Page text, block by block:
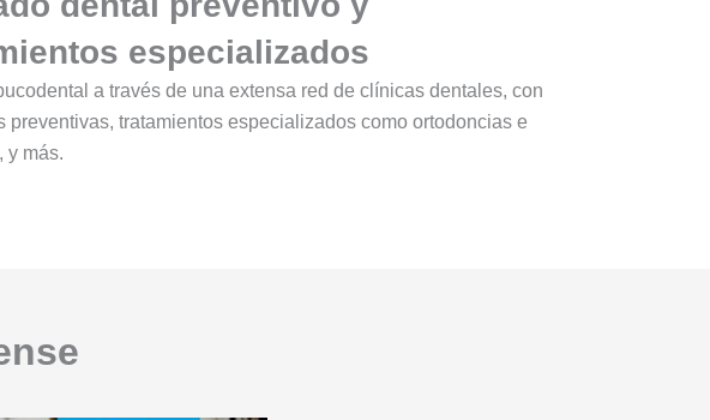
especializados
a través de una extensa red de clínicas dentales, con
preventivas, tratamientos especializados como ortodoncias e
y más.